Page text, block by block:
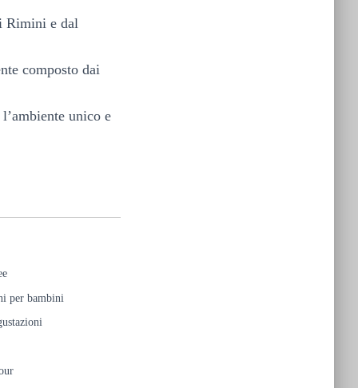
Rimini e dal
composto dai
unico e
per bambini